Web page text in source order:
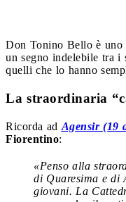
Don Tonino Bello è uno
un segno indelebile tra i
quelli che lo hanno
La straordinaria
Ricorda ad Agensir (19
Fiorentino:
«Penso alla
di Quaresima e di
giovani. La